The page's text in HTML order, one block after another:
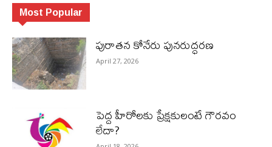
Most Popular
పురాత‌న కోనేరు పున‌రుద్ధ‌ర‌ణ
April 27, 2026
పెద్ద హీరోల‌కు ప్రేక్ష‌కులంటే గౌర‌వం
లేదా?